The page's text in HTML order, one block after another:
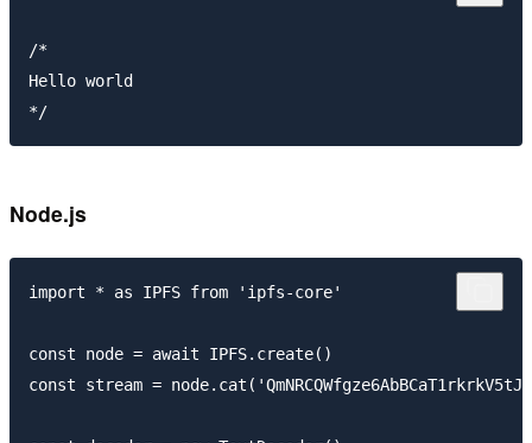
/*
Hello world
Node.js
import * as IPFS from 'ipfs-core'
const node = await IPFS.create()
const stream =